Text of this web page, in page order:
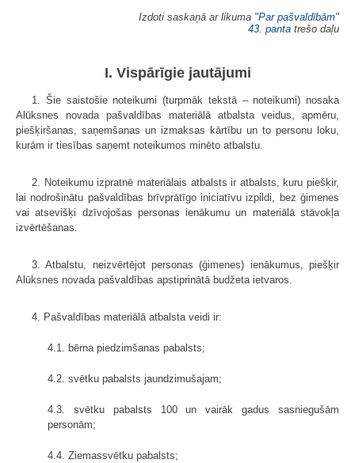
Izdoti saskaņā ar likuma "Par pašvaldībām"
43. panta trešo daļu
I. Vispārīgie jautājumi
1. Šie saistošie noteikumi (turpmāk tekstā – noteikumi) nosaka
Alūksnes novada pašvaldības materiālā atbalsta veidus, apmēru,
piešķiršanas, saņemšanas un izmaksas kārtību un to personu loku,
kurām ir tiesības saņemt noteikumos minēto atbalstu.
2. Noteikumu izpratnē materiālais atbalsts ir atbalsts, kuru piešķir,
lai nodrošinātu pašvaldības brīvprātīgo iniciatīvu izpildi, bez ģimenes
vai atsevišķi dzīvojošas personas ienākumu un materiālā stāvokļa
izvērtēšanas.
3. Atbalstu, neizvērtējot personas (ģimenes) ienākumus, piešķir
Alūksnes novada pašvaldības apstiprinātā budžeta ietvaros.
4. Pašvaldības materiālā atbalsta veidi ir:
4.1. bērna piedzimšanas pabalsts;
4.2. svētku pabalsts jaundzimušajam;
4.3. svētku pabalsts 100 un vairāk gadus sasniegušām
personām;
4.4. Ziemassvētku pabalsts;